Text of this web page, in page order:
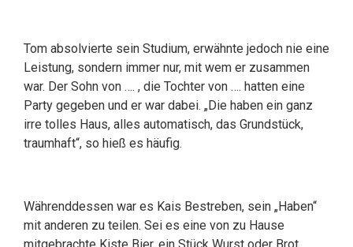
Tom absolvierte sein Studium, erwähnte jedoch nie eine
Leistung, sondern immer nur, mit wem er zusammen
war. Der Sohn von …. , die Tochter von …. hatten eine
Party gegeben und er war dabei. „Die haben ein ganz
irre tolles Haus, alles automatisch, das Grundstück,
traumhaft“, so hieß es häufig.
Währenddessen war es Kais Bestreben, sein „Haben“
mit anderen zu teilen. Sei es eine von zu Hause